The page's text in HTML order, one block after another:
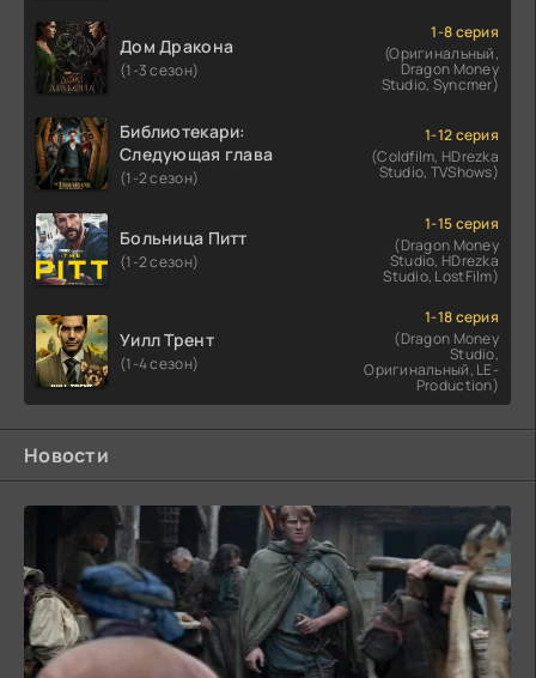
Дом Дракона
(1-3 сезон)
1-8 серия
(Оригинальный,
Dragon Money
Studio, Syncmer)
Библиотекари:
Следующая глава
(1-2 сезон)
1-12 серия
(Coldfilm, HDrezka
Studio, TVShows)
Больница Питт
(1-2 сезон)
1-15 серия
(Dragon Money
Studio, HDrezka
Studio, LostFilm)
Уилл Трент
(1-4 сезон)
1-18 серия
(Dragon Money
Studio,
Оригинальный, LE-
Production)
Новости